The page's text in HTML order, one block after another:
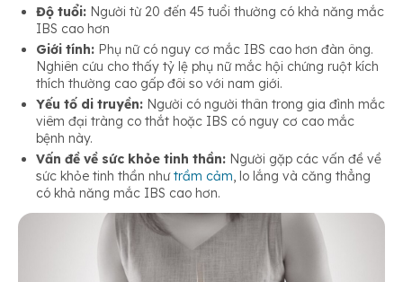
Độ tuổi: Người từ 20 đến 45 tuổi thường có khả năng mắc
IBS cao hơn
Giới tính: Phụ nữ có nguy cơ mắc IBS cao hơn đàn ông.
Nghiên cứu cho thấy tỷ lệ phụ nữ mắc hội chứng ruột kích
thích thường cao gấp đôi so với nam giới.
Yếu tố di truyền: Người có người thân trong gia đình mắc
viêm đại tràng co thắt hoặc IBS có nguy cơ cao mắc
bệnh này.
Vấn đề về sức khỏe tinh thần: Người gặp các vấn đề về
sức khỏe tinh thần nhưtrầm cảm, lo lắng và căng thẳng
có khả năng mắc IBS cao hơn.